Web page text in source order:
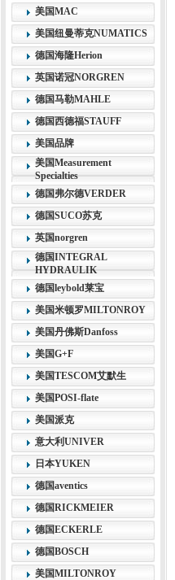
美国MAC
美国纽曼蒂克NUMATICS
德国海隆Herion
英国诺冠NORGREN
德国马勒MAHLE
德国西德福STAUFF
美国品牌
美国Measurement
Specialties
德国弗尔德VERDER
德国SUCO苏克
英国norgren
德国INTEGRAL
HYDRAULIK
德国leybold莱宝
美国米顿罗MILTONROY
美国丹佛斯Danfoss
美国G+F
美国TESCOM艾默生
美国POSI-flate
美国派克
意大利UNIVER
日本YUKEN
德国aventics
德国RICKMEIER
德国ECKERLE
德国BOSCH
美国MILTONROY